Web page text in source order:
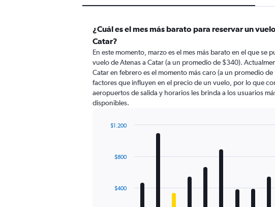
¿Cuál es el mes más barato para reservar un
Catar?
En este momento, marzo es el mes más barato en el que se
vuelo de Atenas a Catar (a un promedio de $340).
Catar en febrero es el momento más caro (a un promedio
factores que influyen en el precio de un vuelo, por lo que
aeropuertos de salida y horarios les brinda a los usuarios
disponibles.
The$400
$800
$1.200